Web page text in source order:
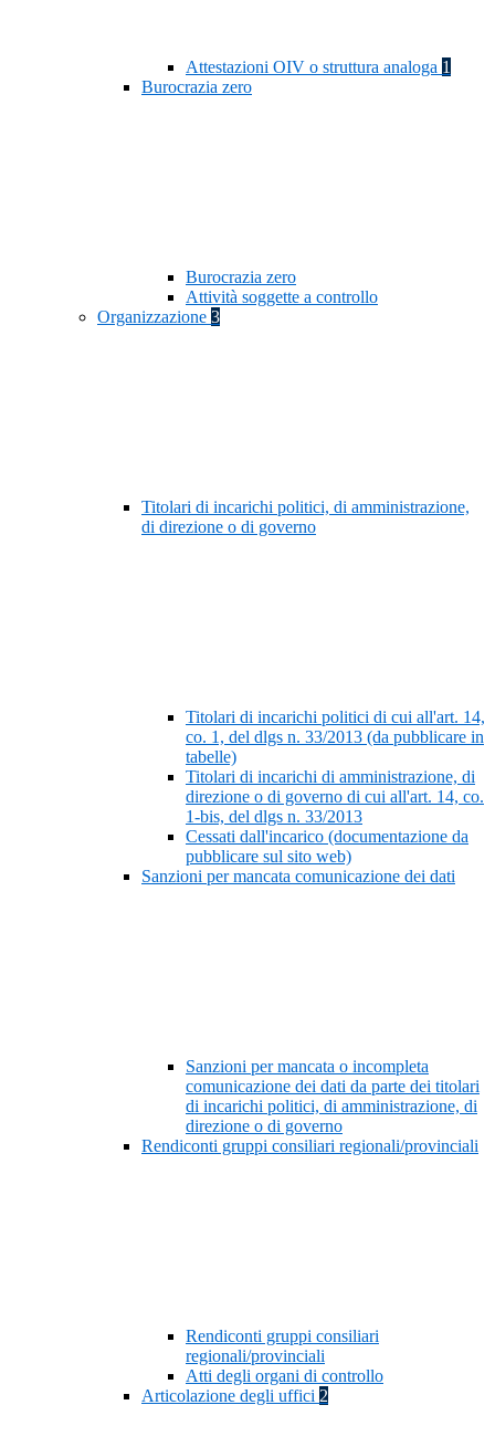
Attestazioni OIV o struttura analoga 1
Burocrazia zero
Burocrazia zero
Attività soggette a controllo
Organizzazione 3
Titolari di incarichi politici, di amministrazione,
di direzione o di governo
Titolari di incarichi politici di cui all'art. 14,
co. 1, del dlgs n. 33/2013 (da pubblicare in
tabelle)
Titolari di incarichi di amministrazione, di
direzione o di governo di cui all'art. 14, co.
1-bis, del dlgs n. 33/2013
Cessati dall'incarico (documentazione da
pubblicare sul sito web)
Sanzioni per mancata comunicazione dei dati
Sanzioni per mancata o incompleta
comunicazione dei dati da parte dei titolari
di incarichi politici, di amministrazione, di
direzione o di governo
Rendiconti gruppi consiliari regionali/provinciali
Rendiconti gruppi consiliari
regionali/provinciali
Atti degli organi di controllo
Articolazione degli uffici 2